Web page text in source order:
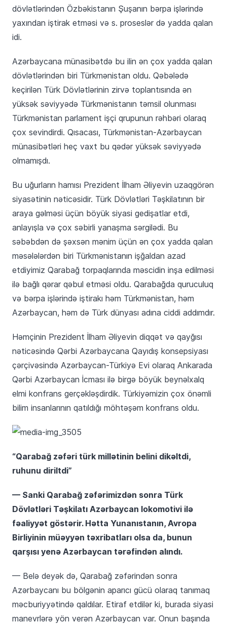
dövlətlərindən Özbəkistanın Şuşanın bərpa işlərində
yaxından iştirak etməsi və s. proseslər də yadda qalan
idi.
Azərbaycana münasibətdə bu ilin ən çox yadda qalan
dövlətlərindən biri Türkmənistan oldu. Qəbələdə
keçirilən Türk Dövlətlərinin zirvə toplantısında ən
yüksək səviyyədə Türkmənistanın təmsil olunması
Türkmənistan parlament işçi qrupunun rəhbəri olaraq
çox sevindirdi. Qısacası, Türkmənistan-Azərbaycan
münasibətləri heç vaxt bu qədər yüksək səviyyədə
olmamışdı.
Bu uğurların hamısı Prezident İlham Əliyevin uzaqgörən
siyasətinin nəticəsidir. Türk Dövlətləri Təşkilatının bir
araya gəlməsi üçün böyük siyasi gedişatlar etdi,
anlayışla və çox səbirli yanaşma sərgilədi. Bu
səbəbdən də şəxsən mənim üçün ən çox yadda qalan
məsələlərdən biri Türkmənistanın işğaldan azad
etdiyimiz Qarabağ torpaqlarında məscidin inşa edilməsi
ilə bağlı qərar qəbul etməsi oldu. Qarabağda quruculuq
və bərpa işlərində iştirakı həm Türkmənistan, həm
Azərbaycan, həm də Türk dünyası adına ciddi addımdır.
Həmçinin Prezident İlham Əliyevin diqqət və qayğısı
nəticəsində Qərbi Azərbaycana Qayıdış konsepsiyası
çərçivəsində Azərbaycan-Türkiyə Evi olaraq Ankarada
Qərbi Azərbaycan İcması ilə birgə böyük beynəlxalq
elmi konfrans gerçəkləşdirdik. Türkiyəmizin çox önəmli
bilim insanlarının qatıldığı möhtəşəm konfrans oldu.
“Qarabağ zəfəri türk millətinin belini dikəltdi,
ruhunu diriltdi”
— Sanki Qarabağ zəfərimizdən sonra Türk
Dövlətləri Təşkilatı Azərbaycan lokomotivi ilə
fəaliyyət göstərir. Hətta Yunanıstanın, Avropa
Birliyinin müəyyən təxribatları olsa da, bunun
qarşısı yenə Azərbaycan tərəfindən alındı.
— Belə deyək də, Qarabağ zəfərindən sonra
Azərbaycanı bu bölgənin aparıcı gücü olaraq tanımaq
məcburiyyətində qaldılar. Etiraf etdilər ki, burada siyasi
manevrlərə yön verən Azərbaycan var. Onun başında